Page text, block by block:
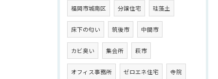
福岡市城南区 分譲住宅 珪藻土
床下の匂い 筑後市 中間市
カビ臭い 集会所 萩市
オフィス事務所 ゼロエネ住宅 寺院